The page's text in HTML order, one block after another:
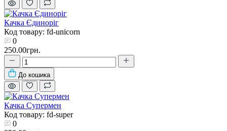
Качка Єдиноріг
Код товару: fd-unicorn
0
250.00грн.
До кошика
Качка Супермен
Код товару: fd-super
0